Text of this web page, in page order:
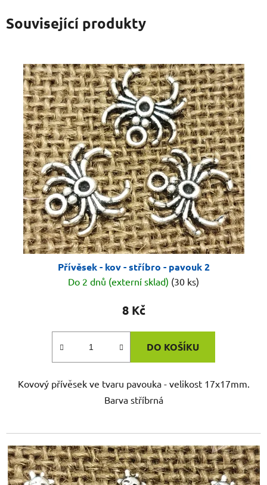
Související produkty
Přívěsek - kov - stříbro - pavouk 2
Do 2 dnů (externí sklad) (30 ks)
8 Kč
DO KOŠÍKU
Kovový přívěsek ve tvaru pavouka - velikost 17x17mm.
Barva stříbrná